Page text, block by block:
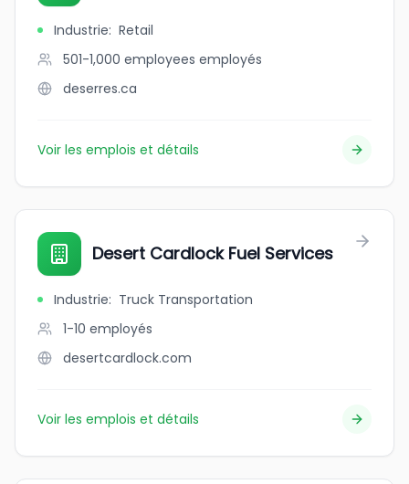
Industrie: Retail
501-1,000 employees employés
deserres.ca
Voir les emplois et détails
Desert Cardlock Fuel Services
Industrie: Truck Transportation
1-10 employés
desertcardlock.com
Voir les emplois et détails